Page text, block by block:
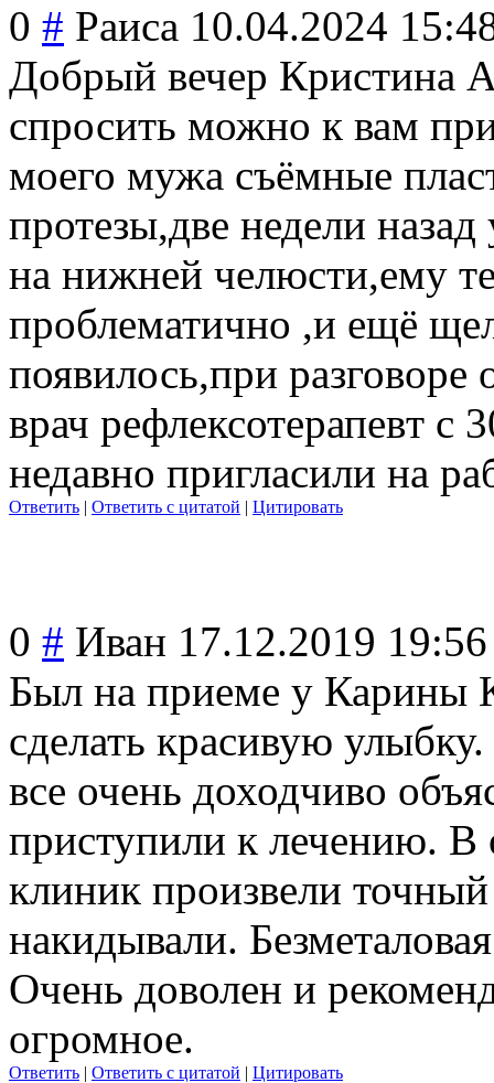
0 # Раиса 10.04.2024
Добрый вечер Кристина
спросить можно к вам
моего мужа съёмные
протезы,две недели
на нижней челюсти,ему
проблематично ,и ещё
появилось,при
врач рефлексотерапевт с
недавно пригласили на
Ответить | Ответить с цитатой | Цитировать
0 # Иван 17.12.2019 19:56
Был на приеме у Карины
сделать красивую
все очень доходчиво
приступили к лечению. В
клиник произвели
накидывали.
Очень доволен и
огромное.
Ответить | Ответить с цитатой | Цитировать